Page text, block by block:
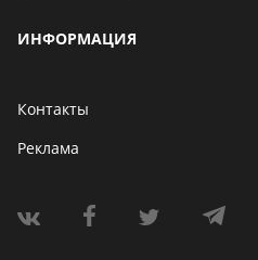
ИНФОРМАЦИЯ
Контакты
Реклама